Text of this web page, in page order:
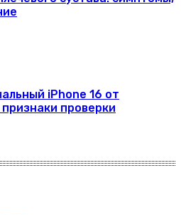
iPhone 16 от
проверки